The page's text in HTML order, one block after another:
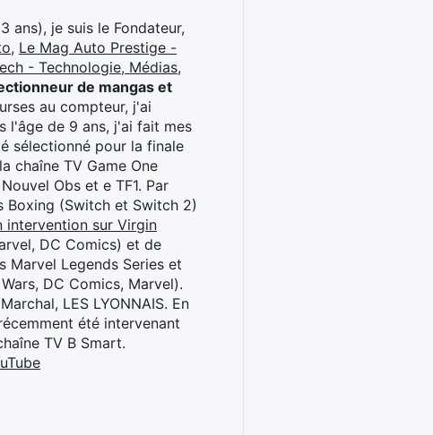
ans), je suis le Fondateur,
, Le Mag Auto Prestige -
- Technologie, Médias,
de mangas et
au compteur, j'ai
l'âge de 9 ans, j'ai fait mes
sélectionné pour la finale
chaîne TV Game One
Obs et e TF1. Par
Boxing (Switch et Switch 2)
intervention sur Virgin
DC Comics) et de
Marvel Legends Series et
DC Comics, Marvel).
LES LYONNAIS. En
été intervenant
TV B Smart.